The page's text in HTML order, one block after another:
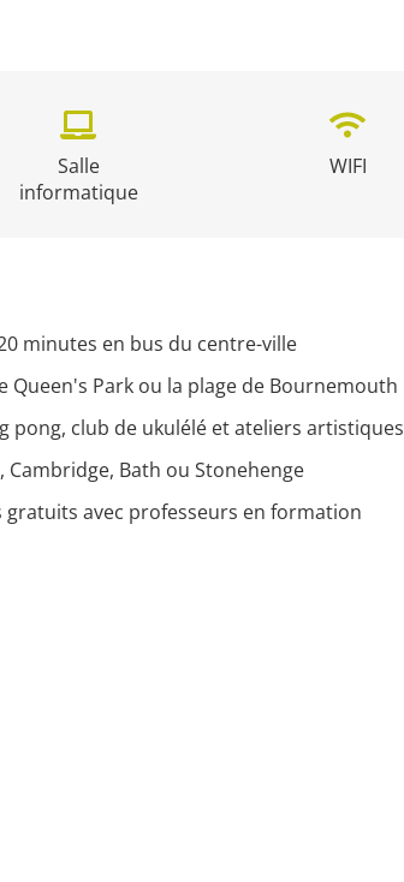
Salle
informatique
WIFI
minutes en bus du centre-ville
Queen's Park ou la plage de Bournemouth
pong, club de ukulélé et ateliers artistiques
Cambridge, Bath ou Stonehenge
avec professeurs en formation